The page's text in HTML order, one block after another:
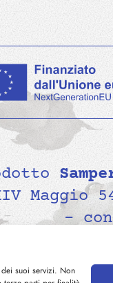
suoi servizi. Non
Maggio
-